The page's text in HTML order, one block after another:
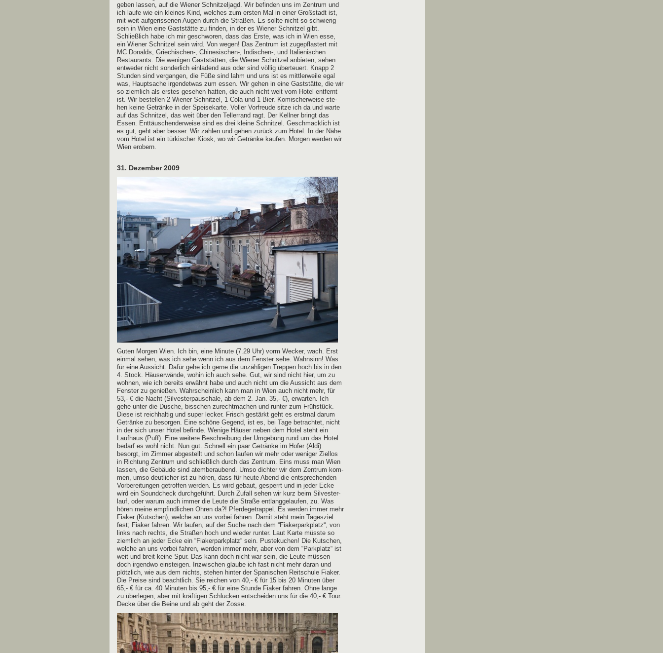
geben las­sen, auf die Wie­ner Schnit­zel­jagd. Wir befin­den uns im Zen­trum und
ich lau­fe wie ein klei­nes Kind, wel­ches zum ers­ten Mal in einer Groß­stadt ist,
mit weit auf­ge­ris­se­nen Augen durch die Stra­ßen. Es soll­te nicht so schwie­rig
sein in Wien eine Gast­stät­te zu fin­den, in der es Wie­ner Schnit­zel gibt.
Schließ­lich habe ich mir geschwo­ren, dass das Ers­te, was ich in Wien esse,
ein Wie­ner Schnit­zel sein wird. Von wegen! Das Zen­trum ist zuge­pflas­tert mit
MC Donalds, Griechischen‑, Chinesischen‑, Indischen‑, und Ita­lie­ni­schen
Restau­rants. Die weni­gen Gast­stät­ten, die Wie­ner Schnit­zel anbie­ten, sehen
ent­we­der nicht son­der­lich ein­la­dend aus oder sind völ­lig über­teu­ert. Knapp 2
Stun­den sind ver­gan­gen, die Füße sind lahm und uns ist es mitt­ler­wei­le egal
was, Haupt­sa­che irgend­et­was zum essen. Wir gehen in eine Gast­stät­te, die wir
so ziem­lich als ers­tes gese­hen hat­ten, die auch nicht weit vom Hotel ent­fernt
ist. Wir bestel­len 2 Wie­ner Schnit­zel, 1 Cola und 1 Bier. Komi­scher­wei­se ste­
hen kei­ne Geträn­ke in der Spei­se­kar­te. Vol­ler Vor­freu­de sit­ze ich da und war­te
auf das Schnit­zel, das weit über den Tel­ler­rand ragt. Der Kell­ner bringt das
Essen. Ent­täu­schen­der­wei­se sind es drei klei­ne Schnit­zel. Geschmack­lich ist
es gut, geht aber bes­ser. Wir zah­len und gehen zurück zum Hotel. In der Nähe
vom Hotel ist ein tür­ki­scher Kiosk, wo wir Geträn­ke kau­fen. Mor­gen wer­den wir
Wien erobern.
31. Dezember 2009
Guten Mor­gen Wien. Ich bin, eine Minu­te (7.29 Uhr) vorm Wecker, wach. Erst
ein­mal sehen, was ich sehe wenn ich aus dem Fens­ter sehe. Wahn­sinn! Was
für eine Aus­sicht. Dafür gehe ich ger­ne die unzäh­li­gen Trep­pen hoch bis in den
4. Stock. Häu­ser­wän­de, wohin ich auch sehe. Gut, wir sind nicht hier, um zu
woh­nen, wie ich bereits erwähnt habe und auch nicht um die Aus­sicht aus dem
Fens­ter zu genie­ßen. Wahr­schein­lich kann man in Wien auch nicht mehr, für
53,- € die Nacht (Sil­ves­ter­pau­scha­le, ab dem 2. Jan. 35,- €), erwar­ten. Ich
gehe unter die Dusche, biss­chen zurecht­ma­chen und run­ter zum Früh­stück.
Die­se ist reich­hal­tig und super lecker. Frisch gestärkt geht es erst­mal dar­um
Geträn­ke zu besor­gen. Eine schö­ne Gegend, ist es, bei Tage betrach­tet, nicht
in der sich unser Hotel befin­de. Weni­ge Häu­ser neben dem Hotel steht ein
Lauf­haus (Puff). Eine wei­te­re Beschrei­bung der Umge­bung rund um das Hotel
bedarf es wohl nicht. Nun gut. Schnell ein paar Geträn­ke im Hofer (Aldi)
besorgt, im Zim­mer abge­stellt und schon lau­fen wir mehr oder weni­ger Ziel­los
in Rich­tung Zen­trum und schließ­lich durch das Zen­trum. Eins muss man Wien
las­sen, die Gebäu­de sind atem­be­rau­bend. Umso dich­ter wir dem Zen­trum kom­
men, umso deut­li­cher ist zu hören, dass für heu­te Abend die ent­spre­chen­den
Vor­be­rei­tun­gen getrof­fen wer­den. Es wird gebaut, gesperrt und in jeder Ecke
wird ein Sound­check durch­ge­führt. Durch Zufall sehen wir kurz beim Sil­ves­ter­
lauf, oder war­um auch immer die Leu­te die Stra­ße ent­lang­ge­lau­fen, zu. Was
hören mei­ne emp­find­li­chen Ohren da?! Pfer­de­ge­trap­pel. Es wer­den immer mehr
Fia­ker (Kut­schen), wel­che an uns vor­bei fah­ren. Damit steht mein Tages­ziel
fest; Fia­ker fah­ren. Wir lau­fen, auf der Suche nach dem “Fia­ker­park­platz“, von
links nach rechts, die Stra­ßen hoch und wie­der run­ter. Laut Kar­te müss­te so
ziem­lich an jeder Ecke ein “Fia­ker­park­platz“ sein. Pus­te­ku­chen! Die Kut­schen,
wel­che an uns vor­bei fah­ren, wer­den immer mehr, aber von dem “Park­platz“ ist
weit und breit kei­ne Spur. Das kann doch nicht war sein, die Leu­te müs­sen
doch irgend­wo ein­stei­gen. Inzwi­schen glau­be ich fast nicht mehr dar­an und
plötz­lich, wie aus dem nichts, ste­hen hin­ter der Spa­ni­schen Reit­schu­le Fia­ker.
Die Prei­se sind beacht­lich. Sie rei­chen von 40,- € für 15 bis 20 Minu­ten über
65,- € für ca. 40 Minu­ten bis 95,- € für eine Stun­de Fia­ker fah­ren. Ohne lan­ge
zu über­le­gen, aber mit kräf­ti­gen Schlu­cken ent­schei­den uns für die 40,- € Tour.
Decke über die Bei­ne und ab geht der Zosse.